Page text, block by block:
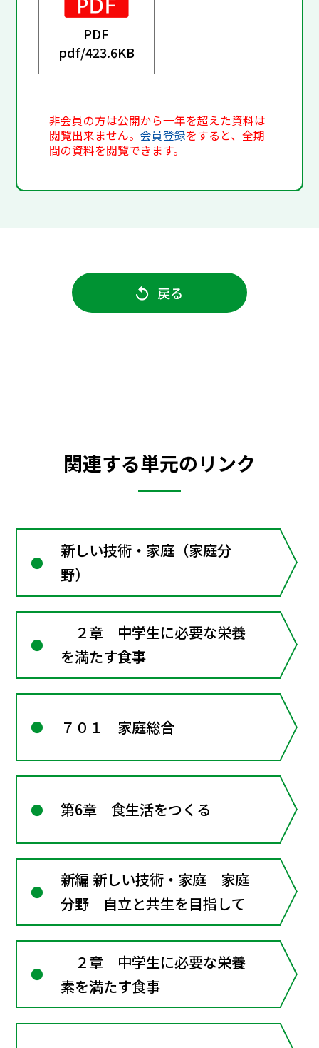
PDF
pdf/423.6KB
非会員の方は公開から一年を超えた資料は
閲覧出来ません。会員登録をすると、全期
間の資料を閲覧できます。
戻る
関連する単元のリンク
新しい技術・家庭（家庭分
野）
２章 中学生に必要な栄養
を満たす食事
７０１ 家庭総合
第6章 食生活をつくる
新編 新しい技術・家庭 家庭
分野 自立と共生を目指して
２章 中学生に必要な栄養
素を満たす食事